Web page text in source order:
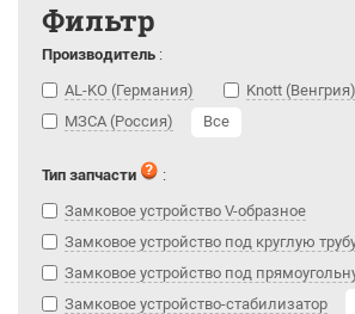
Фильтр
Производитель :
AL-KO (Германия)
Knott (Венгрия)
МЗСА (Россия)
Все
Тип запчасти
:
Замковое устройство V-образное
Замковое устройство под круглую
Замковое устройство под
Замковое устройство-стабилизатор